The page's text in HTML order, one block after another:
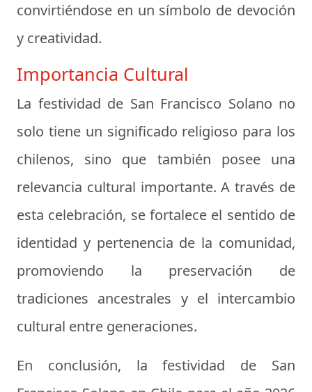
convirtiéndose en un símbolo de devoción
y creatividad.
Importancia Cultural
La festividad de San Francisco Solano no
solo tiene un significado religioso para los
chilenos, sino que también posee una
relevancia cultural importante. A través de
esta celebración, se fortalece el sentido de
identidad y pertenencia de la comunidad,
promoviendo la preservación de
tradiciones ancestrales y el intercambio
cultural entre generaciones.
En conclusión, la festividad de San